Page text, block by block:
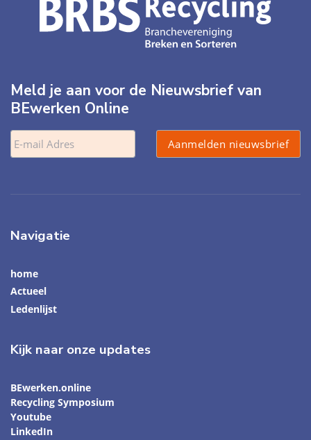
Meld je aan voor de Nieuwsbrief van
BEwerken Online
Navigatie
home
Actueel
Ledenlijst
Kijk naar onze updates
BEwerken.online
Recycling Symposium
Youtube
LinkedIn